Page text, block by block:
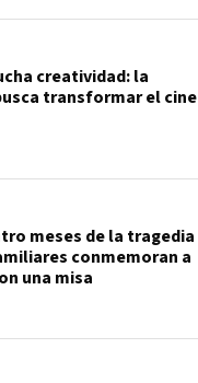
creatividad: la
transformar el cine
meses de la tragedia
conmemoran a
una misa